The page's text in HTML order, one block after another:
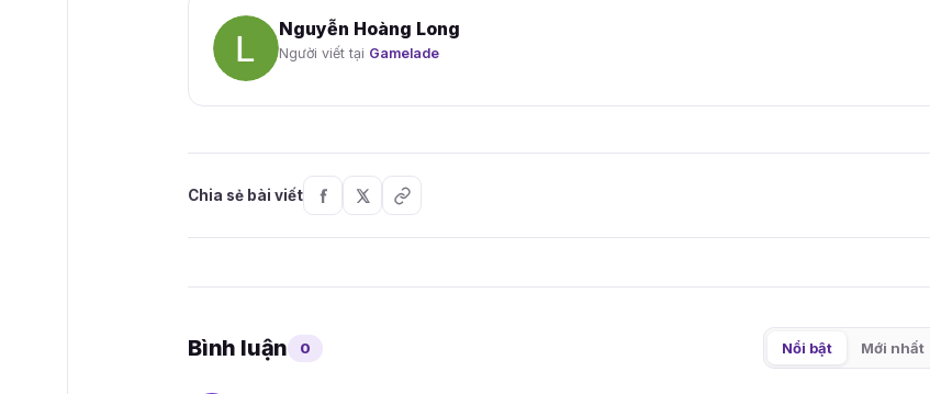
Nguyễn Hoàng Long
Người viết tại Gamelade
Chia sẻ bài viết
Bình luận 0 Nổi bật Mới nhất